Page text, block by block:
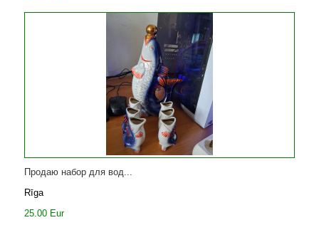
Продаю набор для вод...
Rīga
25.00 Eur